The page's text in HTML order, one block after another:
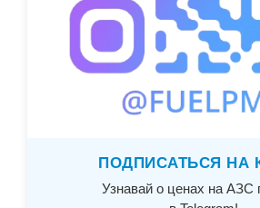
ПОДПИСАТЬСЯ НА
Узнавай о ценах на АЗС